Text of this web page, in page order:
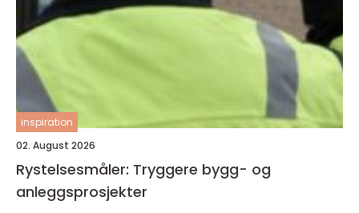
inspiration
02. August 2026
Rystelsesmåler: Tryggere bygg- og
anleggsprosjekter